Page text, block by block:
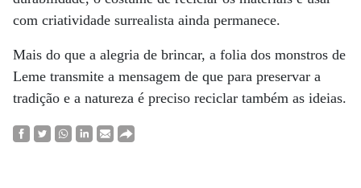
com criatividade surrealista ainda permanece.
Mais do que a alegria de brincar, a folia dos monstros de
Leme transmite a mensagem de que para preservar a
tradição e a natureza é preciso reciclar também as ideias.